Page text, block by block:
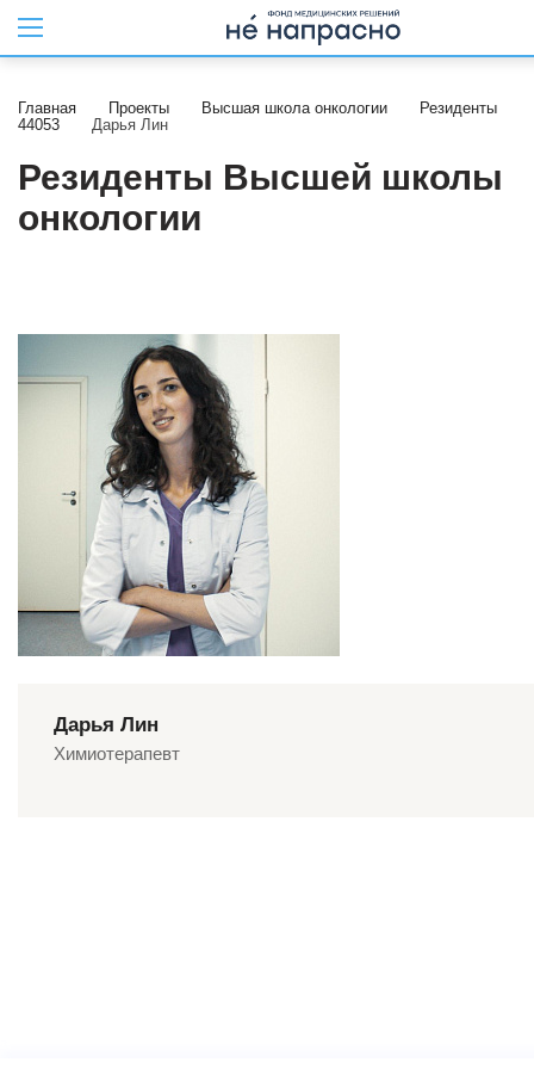
Главная Проекты Высшая школа онкологии
Резиденты
44053
Дарья Лин
Резиденты Высшей школы
онкологии
Дарья Лин
Химиотерапевт